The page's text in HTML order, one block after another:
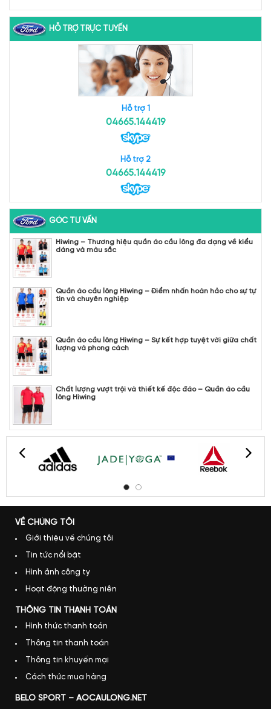
HỖ TRỢ TRỰC TUYẾN
Hỗ trợ 1
04665.144419
Hỗ trợ 2
04665.144419
GÓC TƯ VẤN
Hiwing – Thương hiệu quần áo cầu lông đa dạng về kiểu
dáng và màu sắc
Quần áo cầu lông Hiwing – Điểm nhấn hoàn hảo cho sự tự
tin và chuyên nghiệp
Quần áo cầu lông Hiwing – Sự kết hợp tuyệt vời giữa chất
lượng và phong cách
Chất lượng vượt trội và thiết kế độc đáo – Quần áo cầu
lông Hiwing
VỀ CHÚNG TÔI
Giới thiệu về chúng tôi
Tin tức nổi bật
Hình ảnh công ty
Hoạt động thường niên
THÔNG TIN THANH TOÁN
Hình thức thanh toán
Thông tin thanh toán
Thông tin khuyến mại
Cách thức mua hàng
BELO SPORT – AOCAULONG.NET